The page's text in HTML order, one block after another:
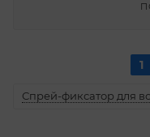
1
Спрей-фиксатор для